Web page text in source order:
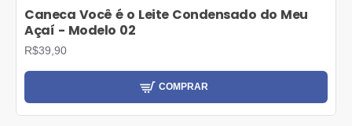
Caneca Você é o Leite Condensado do Meu
Açaí - Modelo 02
R$39,90
COMPRAR